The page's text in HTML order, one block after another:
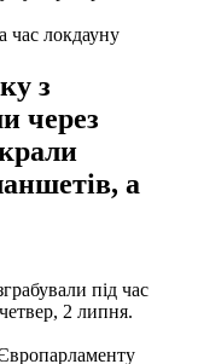
час локдауну
з
через
а
під час
2 липня.